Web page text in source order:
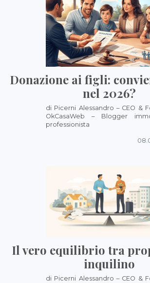
Donazione ai figli:
nel 2026?
di Picerni Alessandro – CEO &
OkCasaWeb – Blogger
professionista
Il vero equilibrio tra
inquilino
di Picerni Alessandro – CEO &